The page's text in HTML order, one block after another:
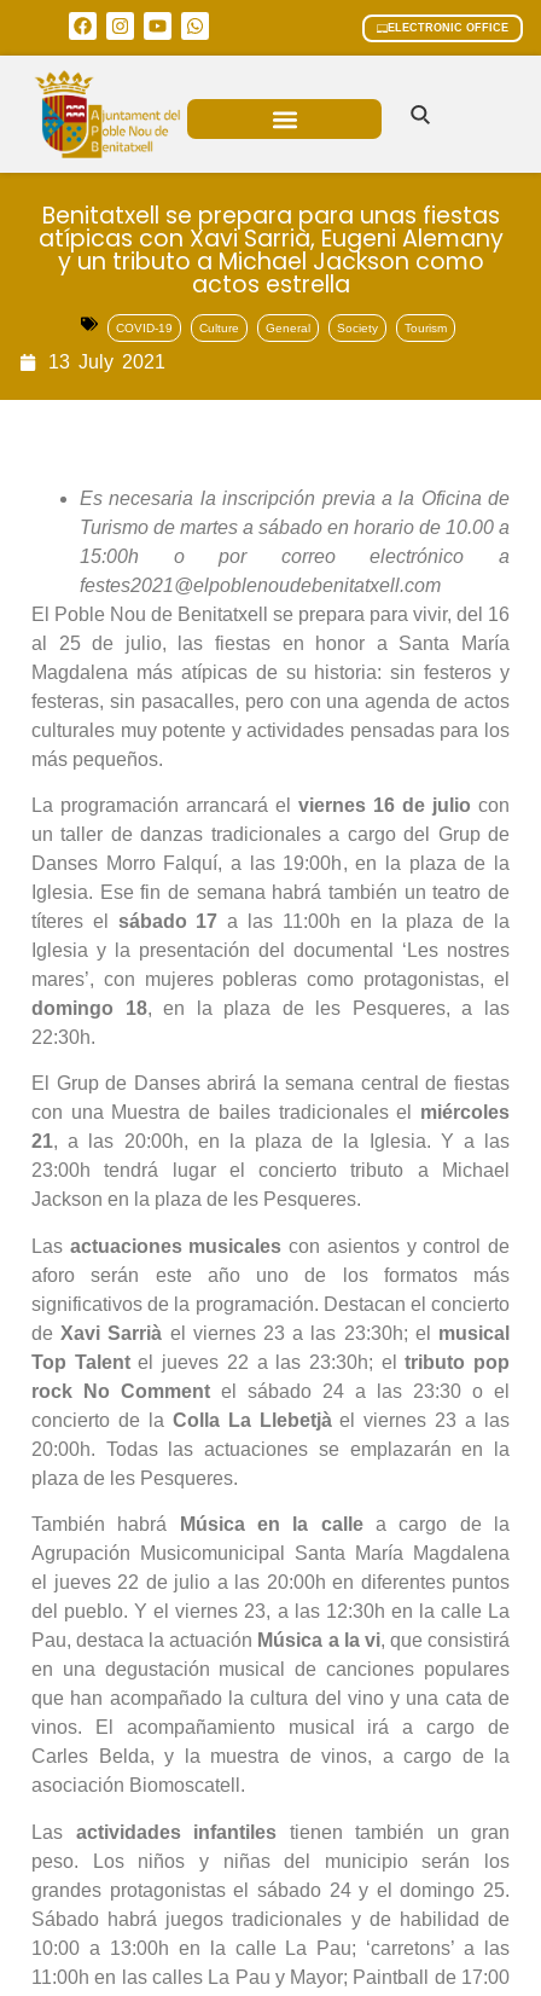
ELECTRONIC OFFICE
Benitatxell se prepara para unas fiestas
atípicas con Xavi Sarrià, Eugeni Alemany
y un tributo a Michael Jackson como
actos estrella
COVID-19 Culture General Society Tourism
13 July 2021
Es necesaria la inscripción previa a la Oficina de
Turismo de martes a sábado en horario de 10.00 a
15:00h o por correo electrónico a
festes2021@elpoblenoudebenitatxell.com
El Poble Nou de Benitatxell se prepara para vivir, del 16
al 25 de julio, las fiestas en honor a Santa María
Magdalena más atípicas de su historia: sin festeros y
festeras, sin pasacalles, pero con una agenda de actos
culturales muy potente y actividades pensadas para los
más pequeños.
La programación arrancará el viernes 16 de julio con
un taller de danzas tradicionales a cargo del Grup de
Danses Morro Falquí, a las 19:00h, en la plaza de la
Iglesia. Ese fin de semana habrá también un teatro de
títeres el sábado 17 a las 11:00h en la plaza de la
Iglesia y la presentación del documental ‘Les nostres
mares’, con mujeres pobleras como protagonistas, el
domingo 18, en la plaza de les Pesqueres, a las
22:30h.
El Grup de Danses abrirá la semana central de fiestas
con una Muestra de bailes tradicionales el miércoles
21, a las 20:00h, en la plaza de la Iglesia. Y a las
23:00h tendrá lugar el concierto tributo a Michael
Jackson en la plaza de les Pesqueres.
Las actuaciones musicales con asientos y control de
aforo serán este año uno de los formatos más
significativos de la programación. Destacan el concierto
deXavi Sarrià el viernes 23 a las 23:30h; el musical
Top Talentel jueves 22 a las 23:30h; eltributo pop
rock
No Comment el sábado 24 a las 23:30 o el
concierto de la Colla La Llebetjàel viernes 23 a las
20:00h. Todas las actuaciones se emplazarán en la
plaza de les Pesqueres.
También habrá Música en la callea cargo de la
Agrupación Musicomunicipal Santa María Magdalena
el jueves 22 de julio a las 20:00h en diferentes puntos
del pueblo. Y el viernes 23, a las 12:30h en la calle La
Pau, destaca la actuación Música a la vi, que consistirá
en una degustación musical de canciones populares
que han acompañado la cultura del vino y una cata de
vinos. El acompañamiento musical irá a cargo de
Carles Belda, y la muestra de vinos, a cargo de la
asociación Biomoscatell.
Las actividades infantiles tienen también un gran
peso. Los niños y niñas del municipio serán los
grandes protagonistas el sábado 24 y el domingo 25.
Sábado habrá juegos tradicionales y de habilidad de
10:00 a 13:00h en la calle La Pau; ‘carretons’ a las
11:00h en las calles La Pau y Mayor; Paintball de 17:00